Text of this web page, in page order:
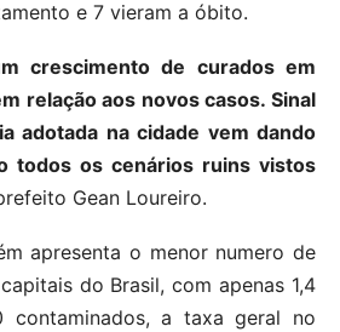
e 7 vieram a óbito.
crescimento de curados em
relação aos novos casos. Sinal
adotada na cidade vem dando
todos os cenários ruins vistos
Gean Loureiro.
apresenta o menor numero de
do Brasil, com apenas 1,4
contaminados, a taxa geral no